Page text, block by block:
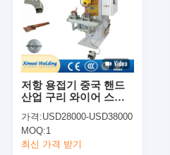
저항 용접기 중국 핸드
산업 구리 와이어 스팟
가격:USD28000-USD38000
MOQ:1
최신 가격 받기